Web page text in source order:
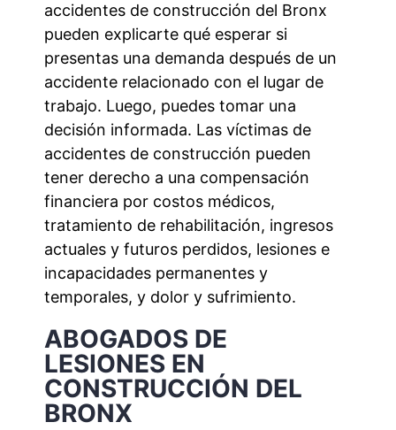
accidentes de construcción del Bronx
pueden explicarte qué esperar si
presentas una demanda después de un
accidente relacionado con el lugar de
trabajo. Luego, puedes tomar una
decisión informada. Las víctimas de
accidentes de construcción pueden
tener derecho a una compensación
financiera por costos médicos,
tratamiento de rehabilitación, ingresos
actuales y futuros perdidos, lesiones e
incapacidades permanentes y
temporales, y dolor y sufrimiento.
ABOGADOS DE
LESIONES EN
CONSTRUCCIÓN DEL
BRONX